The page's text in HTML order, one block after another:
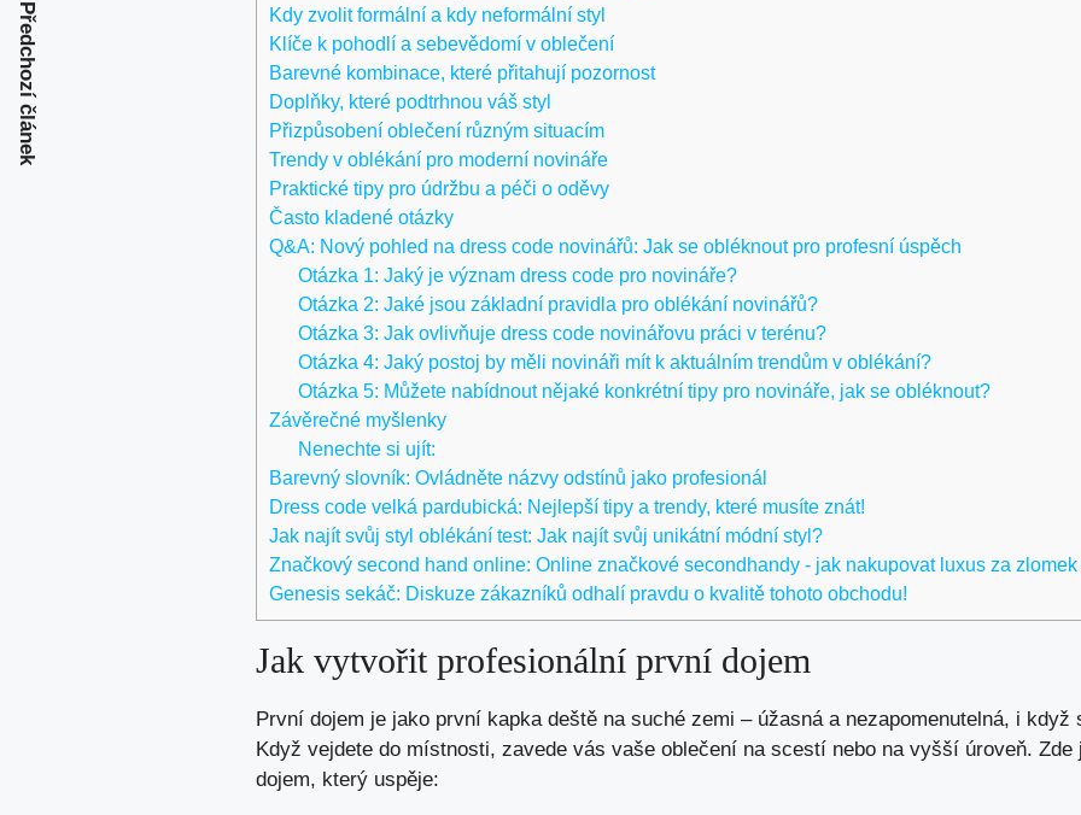
Kdy zvolit formální a kdy neformální styl
Klíče k pohodlí a sebevědomí v oblečení
Barevné kombinace, které přitahují pozornost
Doplňky, které podtrhnou váš styl
Přizpůsobení oblečení různým situacím
Trendy v oblékání pro moderní novináře
Praktické tipy pro údržbu a péči o oděvy
Často kladené otázky
Q&A: Nový pohled na dress code novinářů: Jak se obléknout pro profesní úspěch
Otázka 1: Jaký je význam dress code pro novináře?
Otázka 2: Jaké jsou základní pravidla pro oblékání novinářů?
Otázka 3: Jak ovlivňuje dress code novinářovu práci v terénu?
Otázka 4: Jaký postoj by měli novináři mít k aktuálním trendům v oblékání?
Otázka 5: Můžete nabídnout nějaké konkrétní tipy pro novináře, jak se obléknout?
Závěrečné myšlenky
Nenechte si ujít:
Barevný slovník: Ovládněte názvy odstínů jako profesionál
Dress code velká pardubická: Nejlepší tipy a trendy, které musíte znát!
Jak najít svůj styl oblékání test: Jak najít svůj unikátní módní styl?
Značkový second hand online: Online značkové secondhandy - jak nakupovat luxus za
Genesis sekáč: Diskuze zákazníků odhalí pravdu o kvalitě tohoto obchodu!
Jak vytvořit profesionální první dojem
První dojem je jako první kapka deště na suché zemi – úžasná a nezapomenutelná, i když
Když vejdete do místnosti, zavede vás vaše oblečení na scestí nebo na vyšší úroveň. Zde
dojem, který uspěje:
Předchozí článek